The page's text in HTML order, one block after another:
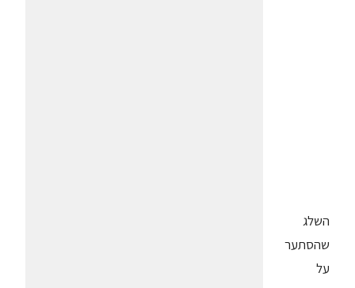
השלג
שהסתער
על